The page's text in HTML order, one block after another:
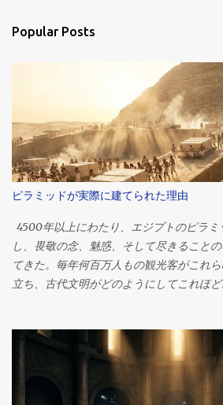
s
Popular Posts
ピラミッドが実際に建てられた理由
4500年以上にわたり、エジプトのピラ
し、畏敬の念、魅惑、そして尽きること
てきた。毎年何百万人もの観光客がこれ
立ち、古代文明がどのようにしてこれほど
的偉業の一つとして今もなお語り継がれ
頃、ファラオ・クフの治世中に建造され
初は高さ約146メートル（481フィート）
構成されていました。 しかし、何世紀に